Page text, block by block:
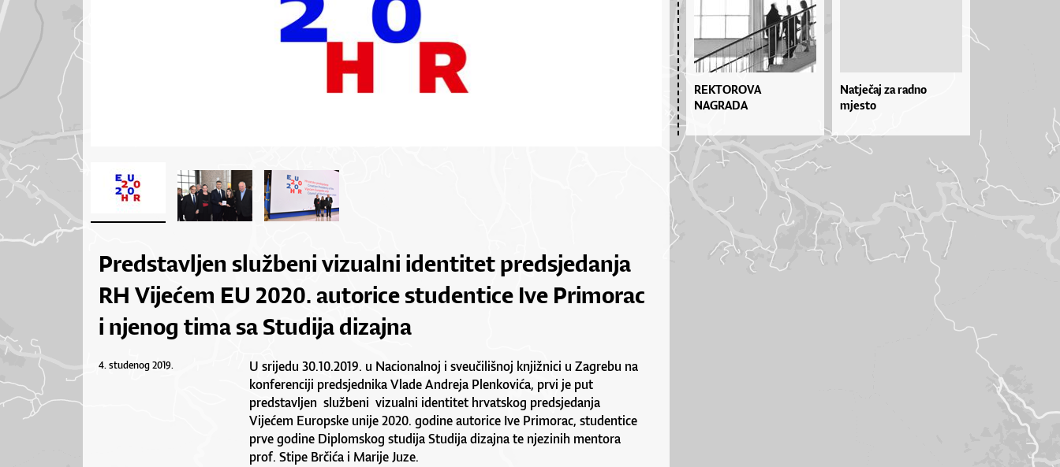
Predstavljen službeni vizualni identitet predsjedanja
RH Vijećem EU 2020. autorice studentice Ive Primorac
i njenog tima sa Studija dizajna
4. studenog 2019.
U srijedu 30.10.2019. u Nacionalnoj i sveučilišnoj knjižnici u Zagrebu na
konferenciji predsjednika Vlade Andreja Plenkovića, prvi je put
predstavljen službeni vizualni identitet hrvatskog predsjedanja
Vijećem Europske unije 2020. godine autorice Ive Primorac, studentice
prve godine Diplomskog studija Studija dizajna te njezinih mentora
prof. Stipe Brčića i Marije Juze.
REKTOROVA
NAGRADA
Natječaj za radno
mjesto